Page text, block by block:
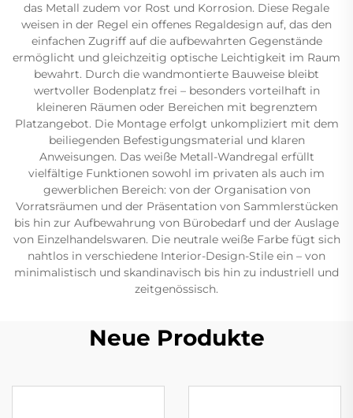
das Metall zudem vor Rost und Korrosion. Diese Regale
weisen in der Regel ein offenes Regaldesign auf, das den
einfachen Zugriff auf die aufbewahrten Gegenstände
ermöglicht und gleichzeitig optische Leichtigkeit im Raum
bewahrt. Durch die wandmontierte Bauweise bleibt
wertvoller Bodenplatz frei – besonders vorteilhaft in
kleineren Räumen oder Bereichen mit begrenztem
Platzangebot. Die Montage erfolgt unkompliziert mit dem
beiliegenden Befestigungsmaterial und klaren
Anweisungen. Das weiße Metall-Wandregal erfüllt
vielfältige Funktionen sowohl im privaten als auch im
gewerblichen Bereich: von der Organisation von
Vorratsräumen und der Präsentation von Sammlerstücken
bis hin zur Aufbewahrung von Bürobedarf und der Auslage
von Einzelhandelswaren. Die neutrale weiße Farbe fügt sich
nahtlos in verschiedene Interior-Design-Stile ein – von
minimalistisch und skandinavisch bis hin zu industriell und
zeitgenössisch.
Neue Produkte